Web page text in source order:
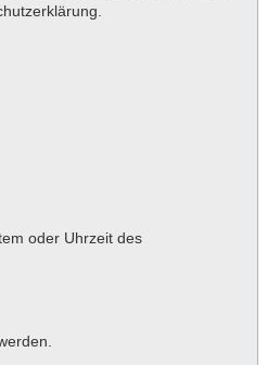
oder Uhrzeit des